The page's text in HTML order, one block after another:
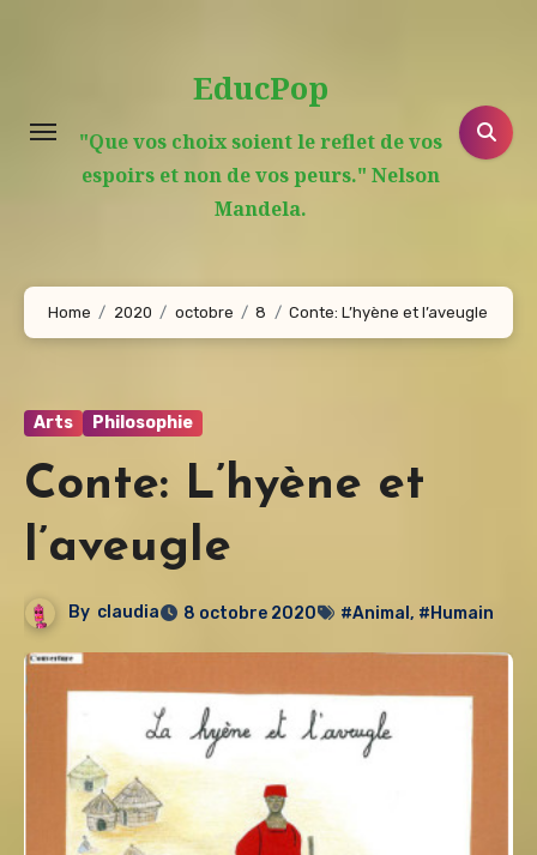
EducPop
"Que vos choix soient le reflet de vos
espoirs et non de vos peurs." Nelson
Mandela.
Home 2020 octobre 8 Conte: L’hyène et l’aveugle
Arts Philosophie
Conte: L’hyène et
l’aveugle
By claudia 8 octobre 2020 #Animal, #Humain